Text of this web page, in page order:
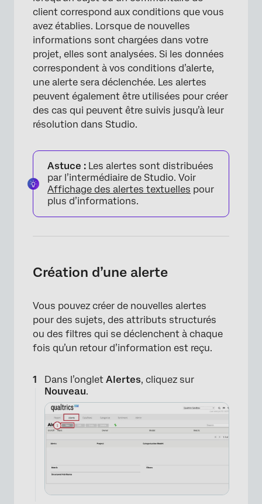
client correspond aux conditions que vous
avez établies. Lorsque de nouvelles
informations sont chargées dans votre
projet, elles sont analysées. Si les données
correspondent à vos conditions d’alerte,
une alerte sera déclenchée. Les alertes
peuvent également être utilisées pour créer
des cas qui peuvent être suivis jusqu’à leur
résolution dans Studio.
Astuce : Les alertes sont distribuées
par l’intermédiaire de Studio. Voir
Affichage des alertes textuelles pour
plus d’informations.
Création d’une alerte
Vous pouvez créer de nouvelles alertes
pour des sujets, des attributs structurés
ou des filtres qui se déclenchent à chaque
fois qu’un retour d’information est reçu.
Dans l’onglet Alertes, cliquez sur
Nouveau.